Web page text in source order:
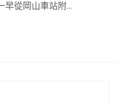
早從岡山車站附…